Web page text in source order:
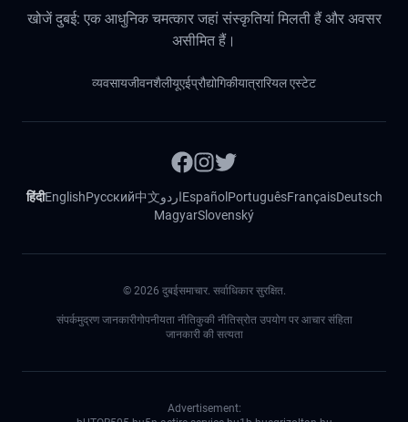
खोजें दुबई: एक आधुनिक चमत्कार जहां संस्कृतियां मिलती हैं और अवसर
असीमित हैं।
व्यवसायजीवनशैलीयूएईप्रौद्योगिकीयात्रारियल एस्टेट
हिंदीEnglishРусский中文اردوEspañol PortuguêsFrançaisDeutsch
MagyarSlovenský
© 2026 दुबईसमाचार. सर्वाधिकार सुरक्षित.
संपर्कमुद्रण जानकारीगोपनीयता नीतिकुकी नीतिस्रोत उपयोग पर आचार संहिता
जानकारी की सत्यता
Advertisement: